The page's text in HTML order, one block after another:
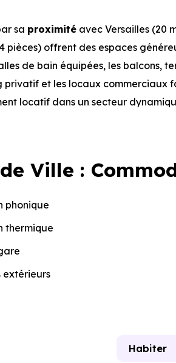
sa proximité avec Versailles (20
pièces) offrent des espaces
de bain équipées, les balcons,
privatif et les locaux commerciaux
locatif dans un secteur
Ville :
phonique
thermique
extérieurs
Habiter